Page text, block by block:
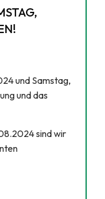
und Samstag,
und das
sind wir